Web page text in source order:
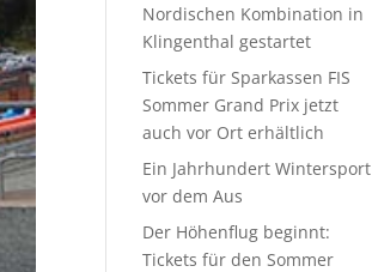
Nordischen Kombination in
Klingenthal gestartet
Tickets für Sparkassen FIS
Sommer Grand Prix jetzt
auch vor Ort erhältlich
Ein Jahrhundert Wintersport
vor dem Aus
Der Höhenflug beginnt:
Tickets für den Sommer